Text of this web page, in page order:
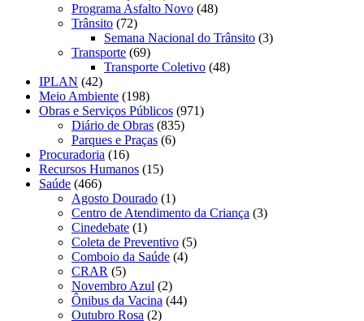
Programa Asfalto Novo (48)
Trânsito (72)
Semana Nacional do Trânsito (3)
Transporte (69)
Transporte Coletivo (48)
IPLAN (42)
Meio Ambiente (198)
Obras e Serviços Públicos (971)
Diário de Obras (835)
Parques e Praças (6)
Procuradoria (16)
Recursos Humanos (15)
Saúde (466)
Agosto Dourado (1)
Centro de Atendimento da Criança (3)
Cinedebate (1)
Coleta de Preventivo (5)
Comboio da Saúde (4)
CRAR (5)
Novembro Azul (2)
Ônibus da Vacina (44)
Outubro Rosa (2)